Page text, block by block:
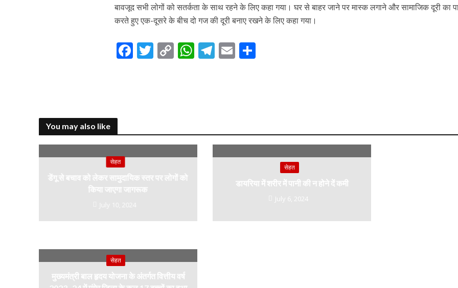
बावजूद सभी लोगों को सतर्कता के साथ रहने के लिए कहा गया। घर से बाहर जाने पर मास्क लगाने और सामाजिक दूरी का
करते हुए एक-दूसरे के बीच दो गज की दूरी बनाए रखने के लिए कहा गया।
F
o
k
T C
n
k
W
p
p
T
m
E
You may also like
सेहत
डेंगू से बचाव को लेकर सामुदायिक स्तर पर लोगों को
किया जाएगा जागरूक
July 10, 2024
सेहत
डायरिया में शरीर में पानी की न होने दें कमी
July 6, 2024
सेहत
मुख्यमंत्री बाल हृदय योजना के अंतर्गत वित्तीय वर्ष
देश-दुनियाँ
वर्मा ट्रस्ट देगा देश का सबसे बड़ा साहित्यिक